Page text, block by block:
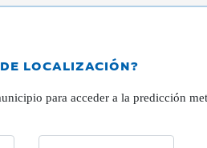
LOCALIZACIÓN?
para acceder a la predicción